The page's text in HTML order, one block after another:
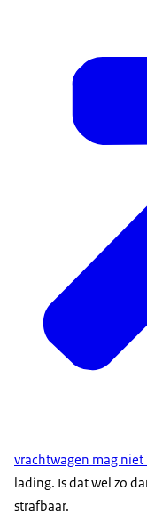
vrachtwagen mag
lading. Is dat wel zo
strafbaar.